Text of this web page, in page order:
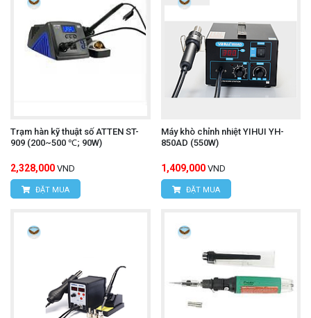
Trạm hàn kỹ thuật số ATTEN ST-
909 (200~500 ℃; 90W)
2,328,000 VND
ĐẶT MUA
Máy khò chỉnh nhiệt YIHUI YH-
850AD (550W)
1,409,000 VND
ĐẶT MUA